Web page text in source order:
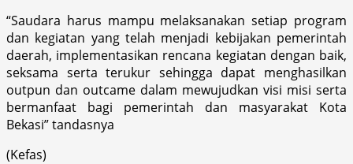
“Saudara harus mampu melaksanakan setiap program
dan kegiatan yang telah menjadi kebijakan pemerintah
daerah, implementasikan rencana kegiatan dengan baik,
seksama serta terukur sehingga dapat menghasilkan
outpun dan outcame dalam mewujudkan visi misi serta
bermanfaat bagi pemerintah dan masyarakat Kota
Bekasi” tandasnya
(Kefas)